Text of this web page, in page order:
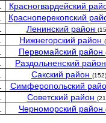
Красногвардейский
Красноперекопский
Ленинский район
Нижнегорский район
Первомайский район
Раздольненский
Сакский район (152)
Симферопольский
Советский район
Черноморский район